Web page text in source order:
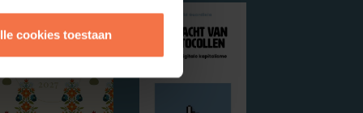
cookies toestaan